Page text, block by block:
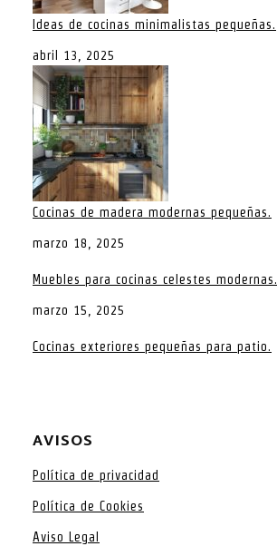
Ideas de cocinas minimalistas pequeñas.
abril 13, 2025
Cocinas de madera modernas pequeñas.
marzo 18, 2025
Muebles para cocinas celestes modernas.
marzo 15, 2025
Cocinas exteriores pequeñas para patio.
AVISOS
Política de privacidad
Política de Cookies
Aviso Legal